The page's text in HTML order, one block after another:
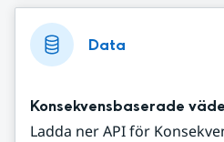
Data
Konsekvensbaserade
Ladda ner API för